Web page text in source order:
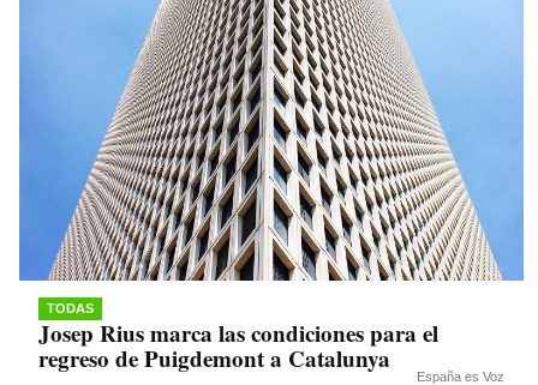
TODAS
Josep Rius marca las condiciones para el
regreso de Puigdemont a Catalunya
España es Voz